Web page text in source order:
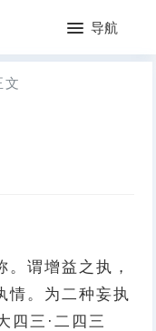
导航
文
。谓增益之执，
情。为二种妄执
四三·二四三